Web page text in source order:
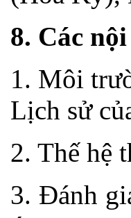
8. Các
1. Môi
Lịch sử
2. Thế hệ
3. Đánh